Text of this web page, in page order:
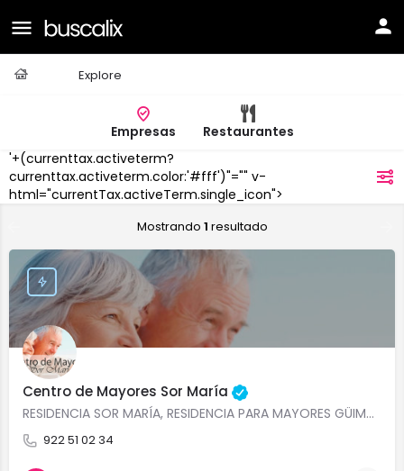
Explore
Empresas
Restaurantes
'+(currenttax.activeterm?
currenttax.activeterm.color:'#fff')"="" v-
html="currentTax.activeTerm.single_icon">
Realejos
Mostrando 1 resultado
Centro de Mayores Sor María
RESIDENCIA SOR MARÍA, RESIDENCIA PARA MAYORES GÜIMAR, RESIDENCIAS PARA MAYORES TENERIFE, RESIDENCIA PARA…
922 51 02 34